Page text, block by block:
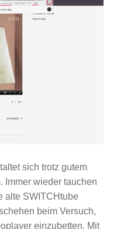
sich trotz gutem
Immer wieder tauchen
alte SWITCHtube
beim Versuch,
einzubetten. Mit